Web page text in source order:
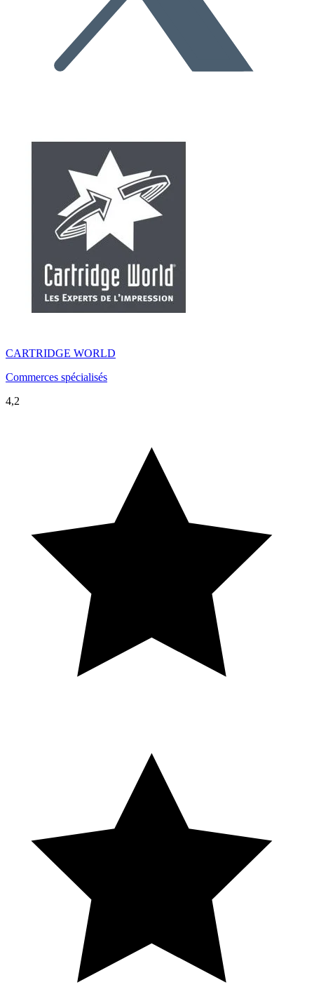
CARTRIDGE WORLD
Commerces spécialisés
4,2